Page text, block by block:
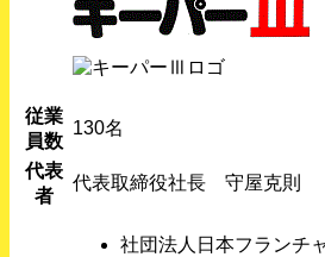
従業
員数
130名
代表
者
代表取締役社長 守屋克則
社団法人日本フランチ